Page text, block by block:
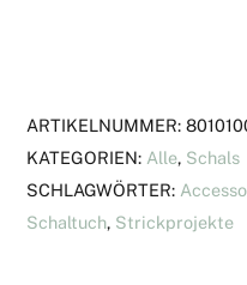
Menge
ARTIKELNUMMER:
KATEGORIEN: Alle, Schals
SCHLAGWÖRTER:
Schaltuch, Strickprojekte